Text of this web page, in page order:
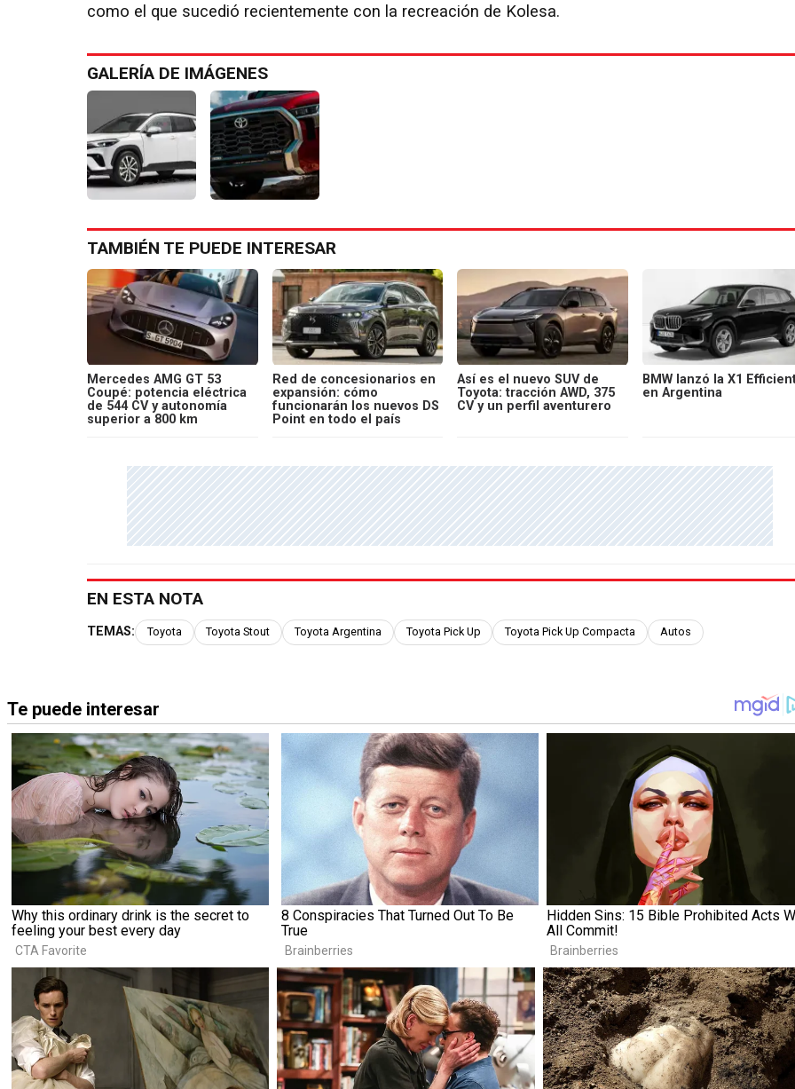
como el que sucedió recientemente con la recreación de Kolesa.
GALERÍA DE IMÁGENES
TAMBIÉN TE PUEDE INTERESAR
Mercedes AMG GT 53
Coupé: potencia eléctrica
de 544 CV y autonomía
superior a 800 km
Red de concesionarios en
expansión: cómo
funcionarán los nuevos DS
Point en todo el país
Así es el nuevo SUV de
Toyota: tracción AWD, 375
CV y un perfil aventurero
BMW lanzó la X1
en Argentina
EN ESTA NOTA
TEMAS: Toyota Toyota Stout Toyota Argentina Toyota Pick Up Toyota Pick Up Compacta Autos